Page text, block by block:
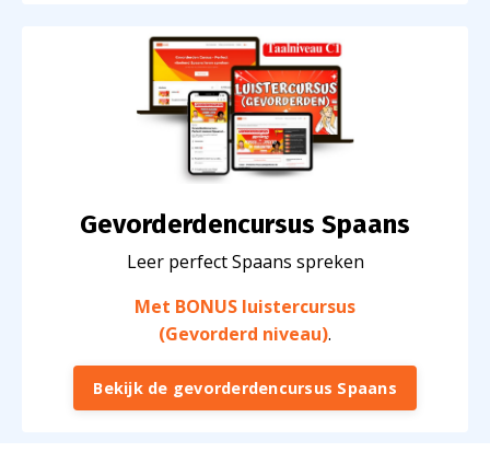
Gevorderdencursus Spaans
Leer perfect Spaans spreken
Met BONUS luistercursus
(Gevorderd niveau).
Bekijk de gevorderdencursus Spaans